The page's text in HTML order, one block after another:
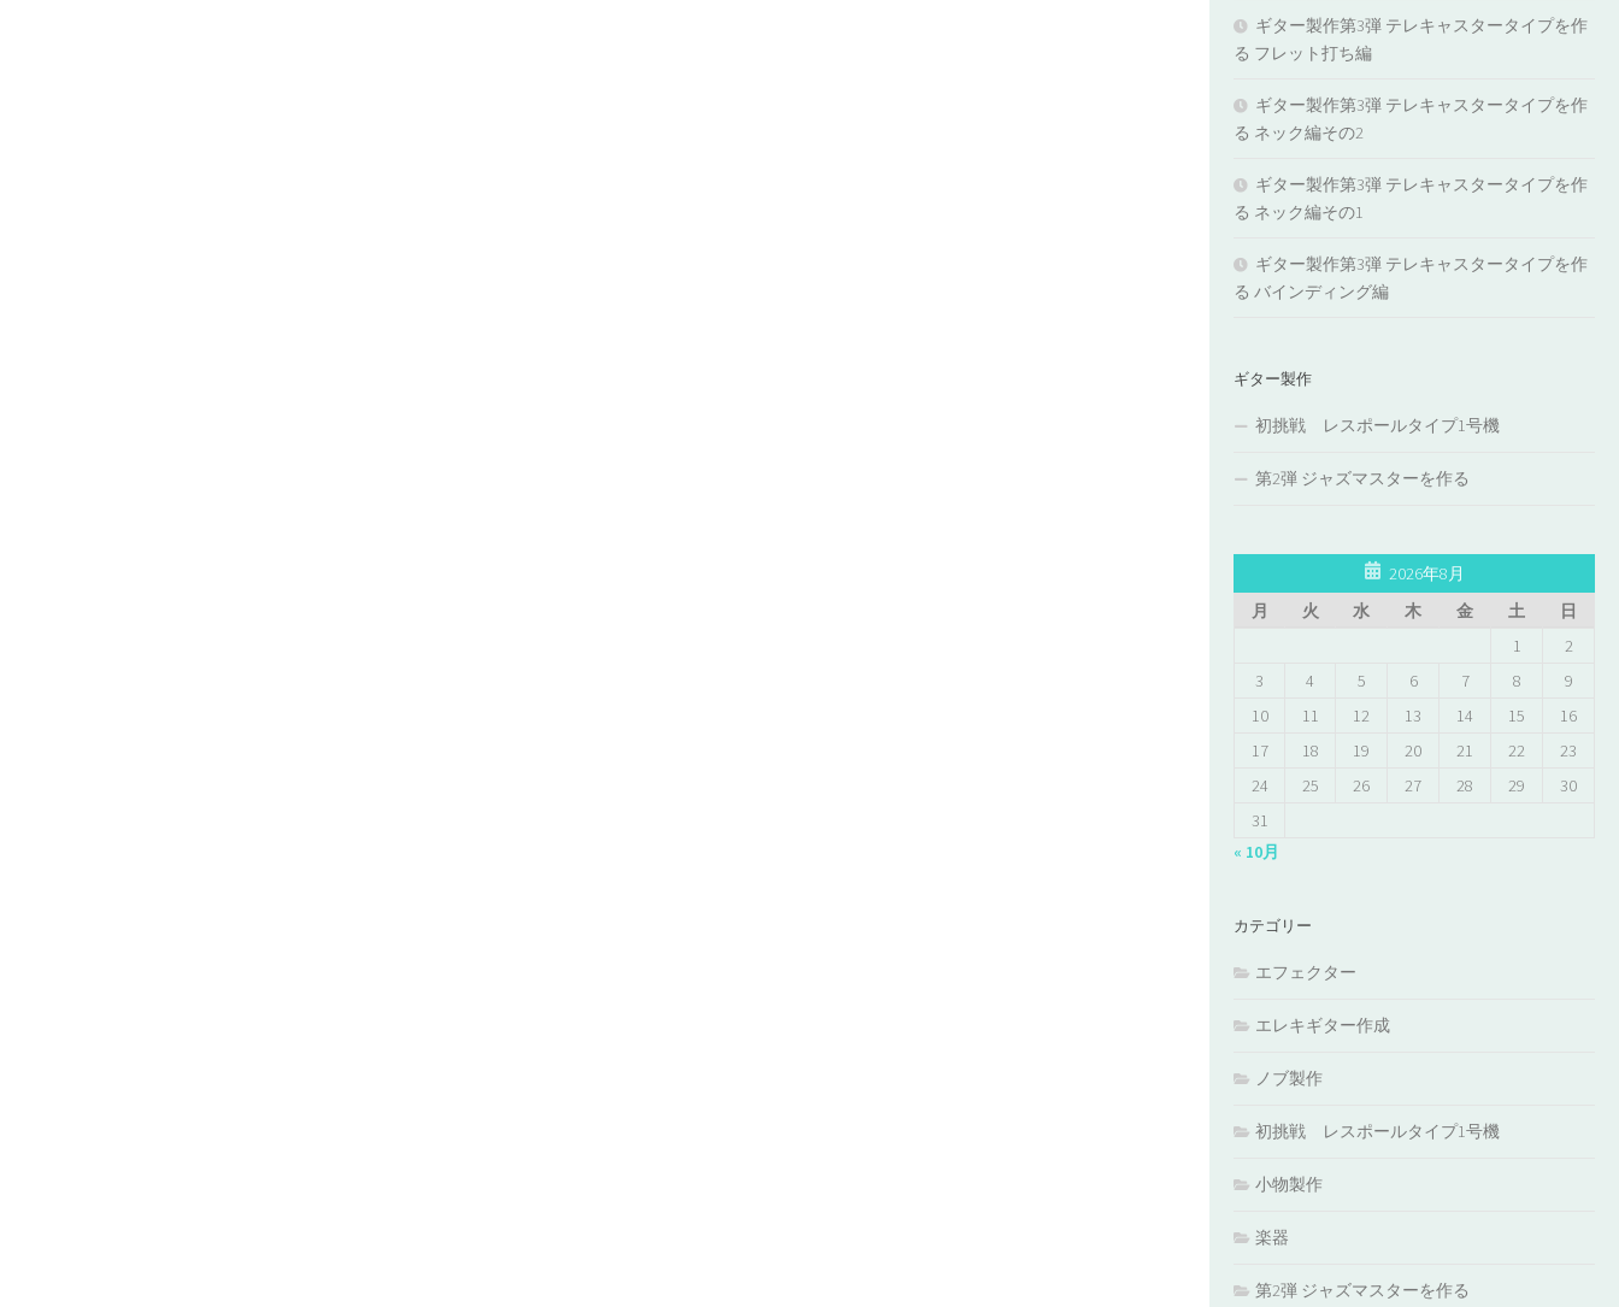
ギター製作第3弾 テレキャスタータイプを作
る フレット打ち編
ギター製作第3弾 テレキャスタータイプを作
る ネック編その2
ギター製作第3弾 テレキャスタータイプを作
る ネック編その1
ギター製作第3弾 テレキャスタータイプを作
る バインディング編
ギター製作
初挑戦 レスポールタイプ1号機
第2弾 ジャズマスターを作る
2026年8月
月
火 水 木 金 土
日
1
2
3
4 5 6 7 8
9
10
11 12 13 14 15
16
17
18 19 20 21 22
23
24
25 26 27 28 29
30
31
« 10月
カテゴリー
エフェクター
エレキギター作成
ノブ製作
初挑戦 レスポールタイプ1号機
小物製作
楽器
第2弾 ジャズマスターを作る